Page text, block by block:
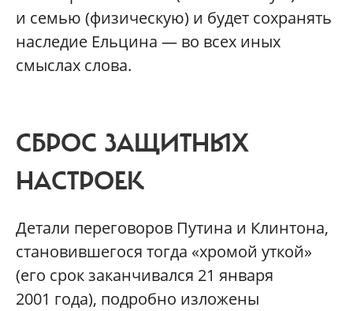
и семью (физическую) и будет сохранять
наследие Ельцина — во всех иных
смыслах слова.
СБРОС ЗАЩИТНЫХ
НАСТРОЕК
Детали переговоров Путина и Клинтона,
становившегося тогда «хромой уткой»
(его срок заканчивался 21 января
2001 года), подробно изложены